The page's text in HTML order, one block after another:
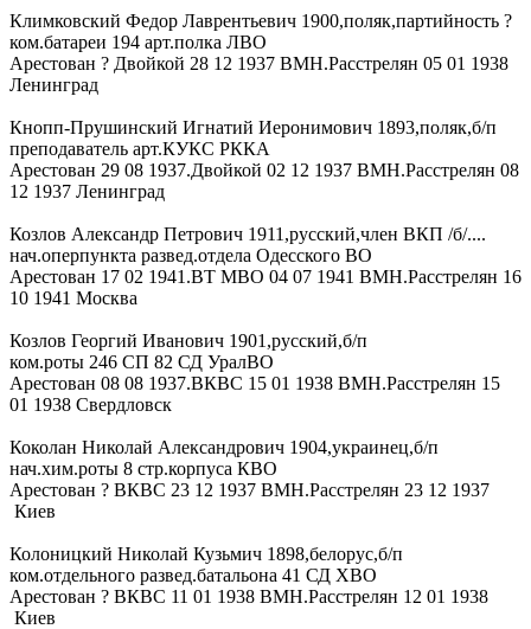
Климковский Федор Лаврентьевич 1900,поляк,партийность ?
ком.батареи 194 арт.полка ЛВО
Арестован ? Двойкой 28 12 1937 ВМН.Расстрелян 05 01 1938
Ленинград
Кнопп-Прушинский Игнатий Иеронимович 1893,поляк,б/п
преподаватель арт.КУКС РККА
Арестован 29 08 1937.Двойкой 02 12 1937 ВМН.Расстрелян 08
12 1937 Ленинград
Козлов Александр Петрович 1911,русский,член ВКП /б/....
нач.оперпункта развед.отдела Одесского ВО
Арестован 17 02 1941.ВТ МВО 04 07 1941 ВМН.Расстрелян 16
10 1941 Москва
Козлов Георгий Иванович 1901,русский,б/п
ком.роты 246 СП 82 СД УралВО
Арестован 08 08 1937.ВКВС 15 01 1938 ВМН.Расстрелян 15
01 1938 Свердловск
Коколан Николай Александрович 1904,украинец,б/п
нач.хим.роты 8 стр.корпуса КВО
Арестован ? ВКВС 23 12 1937 ВМН.Расстрелян 23 12 1937
Киев
Колоницкий Николай Кузьмич 1898,белорус,б/п
ком.отдельного развед.батальона 41 СД ХВО
Арестован ? ВКВС 11 01 1938 ВМН.Расстрелян 12 01 1938
Киев